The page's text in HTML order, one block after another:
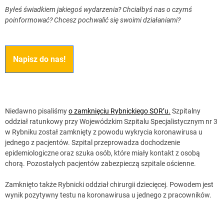
Byłeś świadkiem jakiegoś wydarzenia? Chciałbyś nas o czymś
poinformować? Chcesz pochwalić się swoimi działaniami?
Napisz do nas!
Niedawno pisaliśmyo zamknięciu Rybnickiego SOR’u. Szpitalny
oddział ratunkowy przy Wojewódzkim Szpitalu Specjalistycznym nr 3
w Rybniku został zamknięty z powodu wykrycia koronawirusa u
jednego z pacjentów. Szpital przeprowadza dochodzenie
epidemiologiczne oraz szuka osób, które miały kontakt z osobą
chorą. Pozostałych pacjentów zabezpieczą szpitale ościenne.
Zamknięto także Rybnicki oddział chirurgii dziecięcej. Powodem jest
wynik pozytywny testu na koronawirusa u jednego z pracowników.